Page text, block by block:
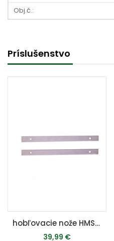
Obj.č.:
Príslušenstvo
hobľovacie nože HMS 1500
39,99 €